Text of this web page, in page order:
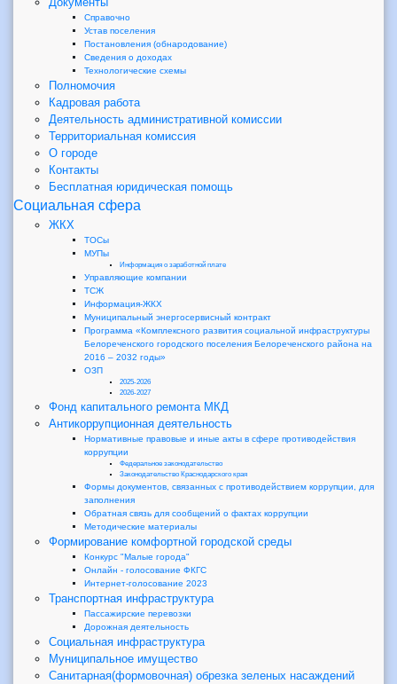
Справочно
Устав поселения
Постановления (обнародование)
Сведения о доходах
Технологические схемы
Полномочия
Кадровая работа
Деятельность административной комиссии
Территориальная комиссия
О городе
Контакты
Бесплатная юридическая помощь
Социальная сфера
ЖКХ
ТОСы
МУПы
Информация о заработной плате
Управляющие компании
ТСЖ
Информация-ЖКХ
Муниципальный энергосервисный контракт
Программа «Комплексного развития социальной инфраструктуры
Белореченского городского поселения Белореченского района на
2016 – 2032 годы»
ОЗП
2025-2026
2026-2027
Фонд капитального ремонта МКД
Антикоррупционная деятельность
Нормативные правовые и иные акты в сфере противодействия
коррупции
Федеральное законодательство
Законодательство Краснодарского края
Формы документов, связанных с противодействием коррупции, для
заполнения
Обратная связь для сообщений о фактах коррупции
Методические материалы
Формирование комфортной городской среды
Конкурс "Малые города"
Онлайн - голосование ФКГС
Интернет-голосование 2023
Транспортная инфраструктура
Пассажирские перевозки
Дорожная деятельность
Социальная инфраструктура
Муниципальное имущество
Санитарная(формовочная) обрезка зеленых насаждений